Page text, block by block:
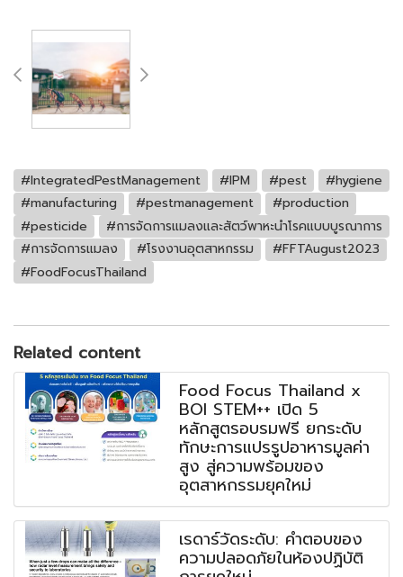
#IntegratedPestManagement #IPM #pest
#hygiene
#manufacturing
#pestmanagement
#production
#pesticide
#การจัดการแมลงและสัตว์พาหะนำโรคแบบบูรณาการ
#การจัดการแมลง
#โรงงานอุตสาหกรรม
#FFTAugust2023
#FoodFocusThailand
Related content
Food Focus Thailand x
BOI STEM++ เปิด 5
หลักสูตรอบรมฟรี ยกระดับ
ทักษะการแปรรูปอาหารมูลค่า
สูง สู่ความพร้อมของ
อุตสาหกรรมยุคใหม่
เรดาร์วัดระดับ: คำตอบของ
ความปลอดภัยในห้องปฏิบัติ